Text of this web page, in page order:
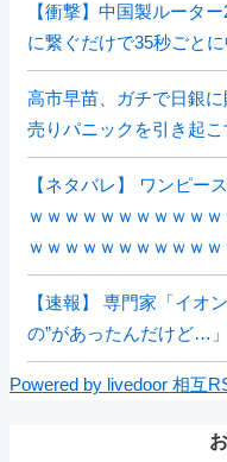
【衝撃】中国製ルータ
に繋ぐだけで35秒ごと
高市早苗、ガチで日銀
売りパニックを引き起こ
【ネタバレ】 ワンピー
ｗｗｗｗｗｗｗｗｗｗ
ｗｗｗｗｗｗｗｗｗｗ
【速報】 専門家「イオ
の”があったんだけど…」
Powered by livedoor 相互